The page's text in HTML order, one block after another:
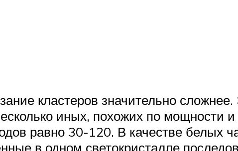
кластеров значительно
иных, похожих по мощности и
равно 30-120. В качестве белых
в одном светокристалле